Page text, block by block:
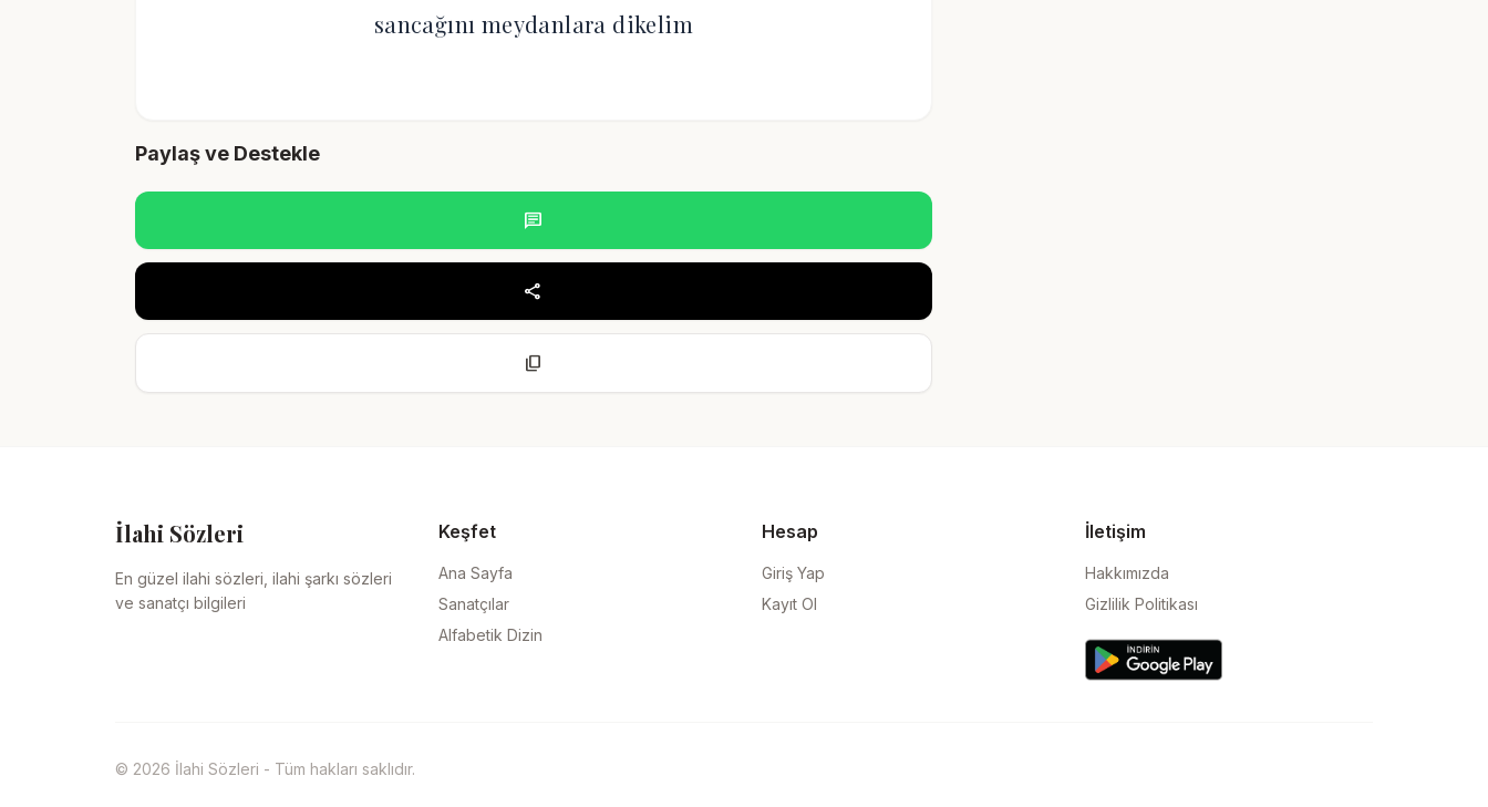
sancağını meydanlara dikelim
Paylaş ve Destekle
chat
share
content_copy
İlahi Sözleri
En güzel ilahi sözleri, ilahi şarkı sözleri
ve sanatçı bilgileri
Keşfet
Ana Sayfa
Sanatçılar
Alfabetik Dizin
Hesap
Giriş Yap
Kayıt Ol
İletişim
Hakkımızda
Gizlilik Politikası
© 2026 İlahi Sözleri - Tüm hakları saklıdır.